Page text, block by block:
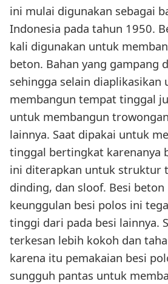
ini mulai digunakan sebagai
Indonesia pada tahun 1950.
kali digunakan untuk
beton. Bahan yang gampang
sehingga selain diaplikasikan
membangun tempat tinggal
untuk membangun
lainnya. Saat dipakai untuk
tinggal bertingkat karenanya
ini diterapkan untuk struktur
dinding, dan sloof. Besi
keunggulan besi polos ini
tinggi dari pada besi lainnya.
terkesan lebih kokoh dan
karena itu pemakaian besi
sungguh pantas untuk